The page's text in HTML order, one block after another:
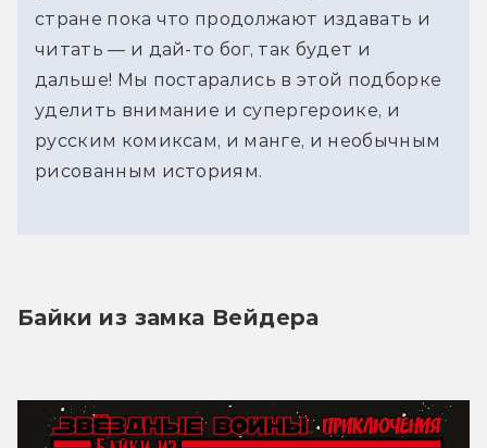
стране пока что продолжают издавать и
читать — и дай-то бог, так будет и
дальше! Мы постарались в этой подборке
уделить внимание и супергероике, и
русским комиксам, и манге, и необычным
рисованным историям.
Байки из замка Вейдера